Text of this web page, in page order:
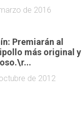
de 2016
Premiarán al
más original y
de 2012